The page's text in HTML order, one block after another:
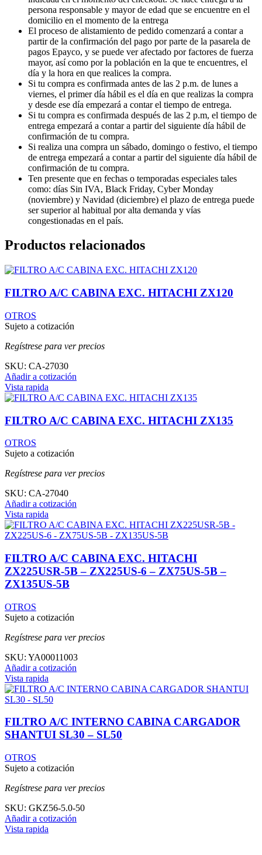
persona responsable y mayor de edad que se encuentre en el
domicilio en el momento de la entrega
El proceso de alistamiento de pedido comenzará a contar a
partir de la confirmación del pago por parte de la pasarela de
pagos Epayco, y se puede ver afectado por factores de fuerza
mayor, así como por la población en la que te encuentres, el
día y la hora en que realices la compra.
Si tu compra es confirmada antes de las 2 p.m. de lunes a
viernes, el primer día hábil es el día en que realizas la compra
y desde ese día empezará a contar el tiempo de entrega.
Si tu compra es confirmada después de las 2 p.m, el tiempo de
entrega empezará a contar a partir del siguiente día hábil de
confirmación de tu compra.
Si realiza una compra un sábado, domingo o festivo, el tiempo
de entrega empezará a contar a partir del siguiente día hábil de
confirmación de tu compra.
Ten presente que en fechas o temporadas especiales tales
como: días Sin IVA, Black Friday, Cyber Monday
(noviembre) y Navidad (diciembre) el plazo de entrega puede
ser superior al habitual por alta demanda y vías
congestionadas en el país.
Productos relacionados
FILTRO A/C CABINA EXC. HITACHI ZX120
OTROS
Sujeto a cotización
Regístrese para ver precios
SKU: CA-27030
Añadir a cotización
Vista rapida
FILTRO A/C CABINA EXC. HITACHI ZX135
OTROS
Sujeto a cotización
Regístrese para ver precios
SKU: CA-27040
Añadir a cotización
Vista rapida
FILTRO A/C CABINA EXC. HITACHI
ZX225USR-5B – ZX225US-6 – ZX75US-5B –
ZX135US-5B
OTROS
Sujeto a cotización
Regístrese para ver precios
SKU: YA00011003
Añadir a cotización
Vista rapida
FILTRO A/C INTERNO CABINA CARGADOR
SHANTUI SL30 – SL50
OTROS
Sujeto a cotización
Regístrese para ver precios
SKU: GKZ56-5.0-50
Añadir a cotización
Vista rapida